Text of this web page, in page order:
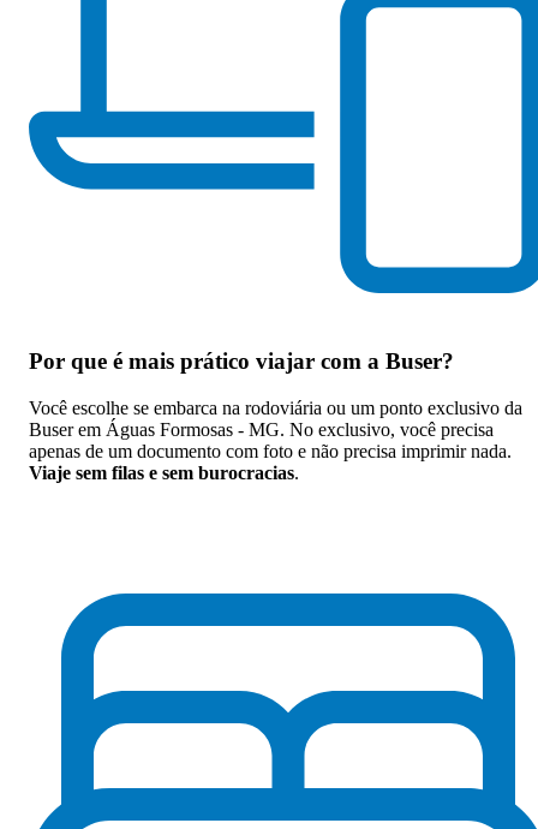
Por que é mais prático viajar com a Buser?
Você escolhe se embarca na rodoviária ou um ponto exclusivo da
Buser em Águas Formosas - MG. No exclusivo, você precisa
apenas de um documento com foto e não precisa imprimir nada.
Viaje sem filas e sem burocracias.